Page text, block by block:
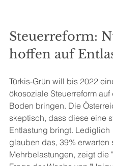
Steuerreform:
hoffen auf
Türkis-Grün will bis 2022
ökosoziale Steuerreform auf
Boden bringen. Die
skeptisch, dass diese eine
Entlastung bringt. Lediglich
glauben das, 39% erwarten
Mehrbelastungen, zeigt die